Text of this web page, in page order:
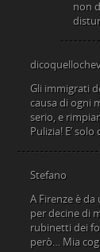
non
Gli immigrati
causa di ogni
serio, e
Pulizia! E’
Stefano
A Firenze è
per decine di
rubinetti dei
però… Mia